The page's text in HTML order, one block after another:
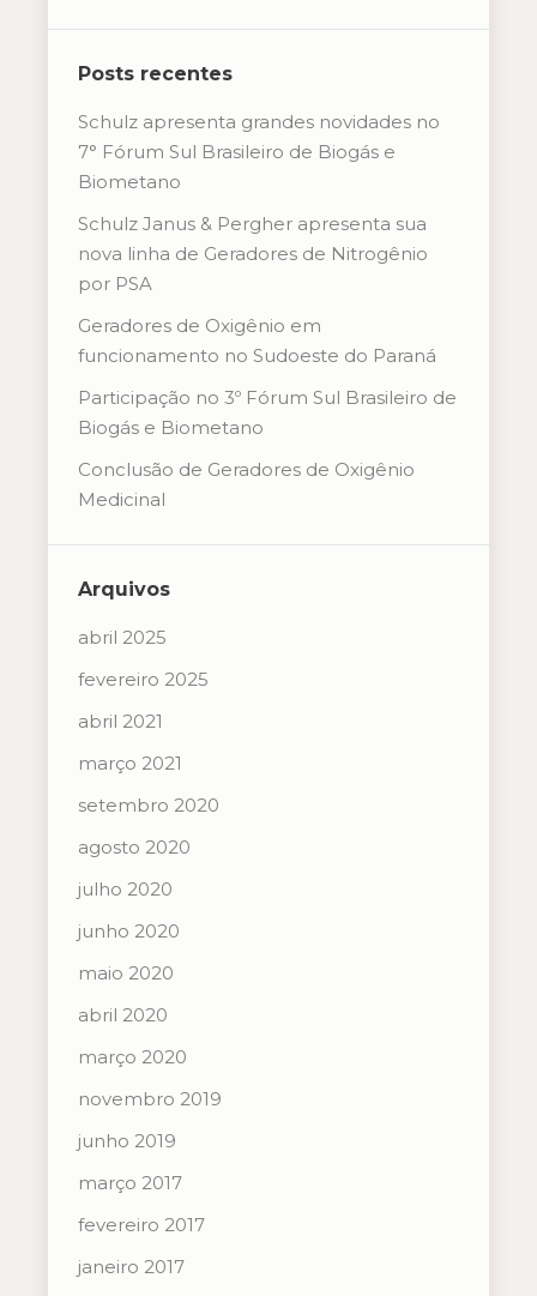
Posts recentes
Schulz apresenta grandes novidades no
7° Fórum Sul Brasileiro de Biogás e
Biometano
Schulz Janus & Pergher apresenta sua
nova linha de Geradores de Nitrogênio
por PSA
Geradores de Oxigênio em
funcionamento no Sudoeste do Paraná
Participação no 3º Fórum Sul Brasileiro de
Biogás e Biometano
Conclusão de Geradores de Oxigênio
Medicinal
Arquivos
abril 2025
fevereiro 2025
abril 2021
março 2021
setembro 2020
agosto 2020
julho 2020
junho 2020
maio 2020
abril 2020
março 2020
novembro 2019
junho 2019
março 2017
fevereiro 2017
janeiro 2017